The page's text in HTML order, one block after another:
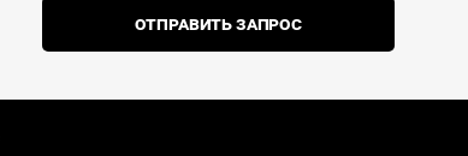
ОТПРАВИТЬ ЗАПРОС